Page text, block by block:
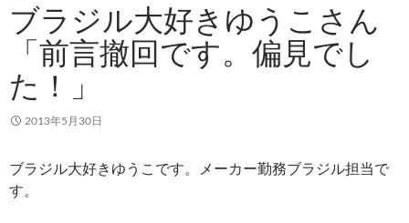
ブラジル大好きゆうこさん
「前言撤回です。偏見でし
た！」
2013年5月30日
ブラジル大好きゆうこです。メーカー勤務ブラジル担当で
す。